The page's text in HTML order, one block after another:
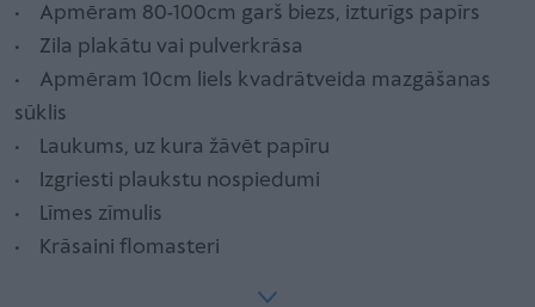
• Apmēram 80-100cm garš biezs, izturīgs papīrs
• Zila plakātu vai pulverkrāsa
• Apmēram 10cm liels kvadrātveida mazgāšanas
sūklis
• Laukums, uz kura žāvēt papīru
• Izgriesti plaukstu nospiedumi
• Līmes zīmulis
• Krāsaini flomasteri